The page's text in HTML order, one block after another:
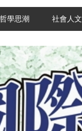
哲學思潮 社會人文